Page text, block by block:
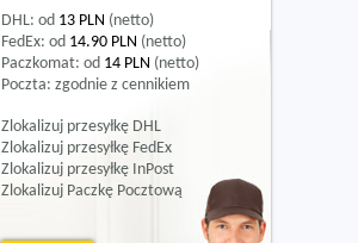
DHL: od 13 PLN (netto)
FedEx: od 14.90 PLN (netto)
Paczkomat: od 14 PLN (netto)
Poczta: zgodnie z cennikiem
Zlokalizuj przesyłkę DHL
Zlokalizuj przesyłkę FedEx
Zlokalizuj przesyłkę InPost
Zlokalizuj Paczkę Pocztową